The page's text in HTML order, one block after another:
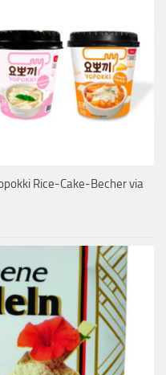
Rice-Cake-Becher via